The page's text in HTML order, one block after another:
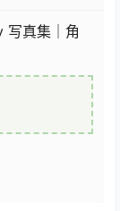
写真集｜角